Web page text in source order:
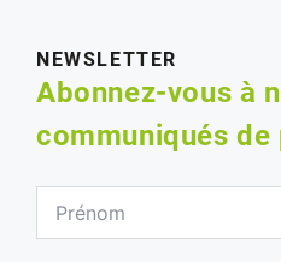
NEWSLETTER
Abonnez-vous à
communiqués de